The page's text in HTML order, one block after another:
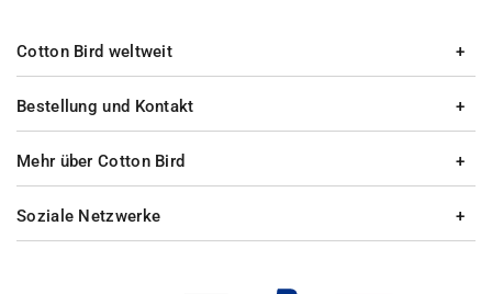
Bestellung und Kontakt
Mehr über Cotton Bird
Cotton Bird weltweit
Soziale Netzwerke